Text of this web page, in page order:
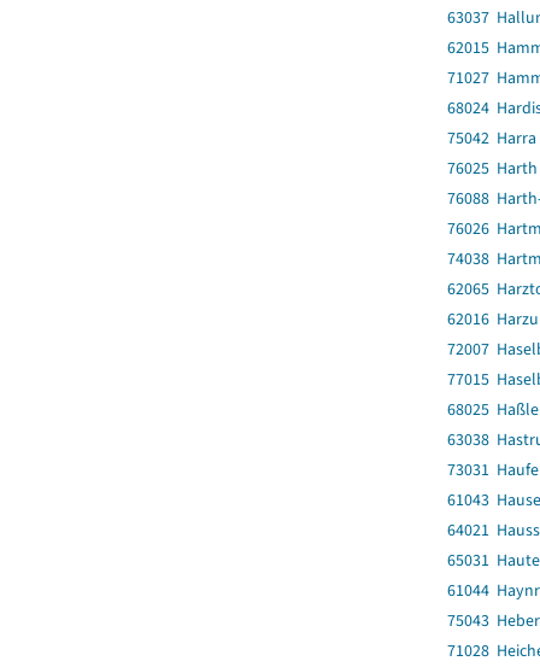
63037
62015
71027
68024
75042 Harra
76025 Harth
76088
76026
74038
62065
62016
72007
77015
68025
63038
73031
61043
64021
65031
61044
75043
71028